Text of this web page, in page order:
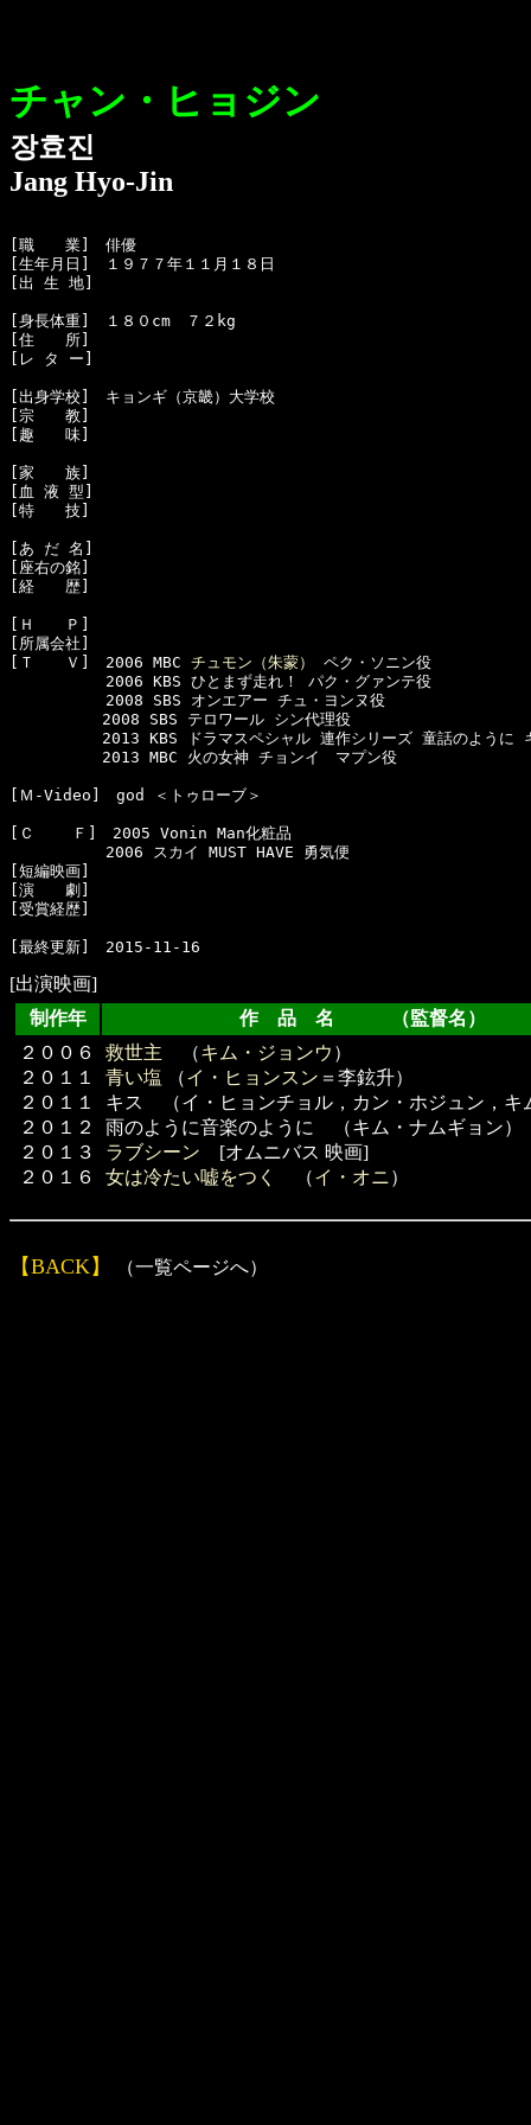
チャン・ヒョジン
장효진
Jang Hyo-Jin
[職　　業]　俳優
[生年月日]　１９７７年１１月１８日
[出 生 地]
[身長体重]　１８０cm　７２kg
[住　　所]
[レ タ ー]
[出身学校]　キョンギ（京畿）大学校
[宗　　教]
[趣　　味]
[家　　族]
[血 液 型]
[特　　技]
[あ だ 名]
[座右の銘]
[経　　歴]
[Ｈ　　Ｐ]
[所属会社]
[Ｔ　　Ｖ]　2006 MBC チュモン（朱蒙）
ペク・ソニン役
  　　　　　2006 KBS ひとまず走れ！ パク・グァンテ役
  　　　　　2008 SBS オンエアー チュ・ヨンヌ役
2008 SBS テロワール シン代理役
2013 KBS ドラマスペシャル 連作シリーズ 童話のように キ
2013 MBC 火の女神 チョンイ　マプン役
[Ｍ-Video]　god ＜トゥローブ＞
[Ｃ    Ｆ]　2005 Vonin Man化粧品
  　　　　　2006 スカイ MUST HAVE 勇気便
[短編映画]
[演　　劇]
[受賞経歴]
[出演映画]
制作年
作 品 名 （監督名）
２００６
２０１１
２０１１
２０１２
２０１３
２０１６
救世主 （キム・ジョンウ ）
青い塩 （イ・ヒョンスン ＝李鉉升）
キス （イ・ヒョンチョル，カン・ホジュン，キ
雨のように音楽のように （キム・ナムギョン）
ラブシーン [オムニバス 映画]
女は冷たい嘘をつく
（イ・オニ）
【BACK】 （一覧ページへ）